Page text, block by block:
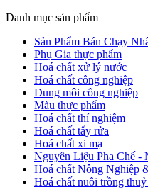
Danh mục sản phẩm
Sản Phẩm Bán Chạy
Phụ Gia thực phẩm
Hoá chất xử lý nước
Hoá chất công nghiệp
Dung môi công nghiệp
Màu thực phẩm
Hoá chất thí nghiệm
Hoá chất tẩy rửa
Hoá chất xi mạ
Nguyên Liệu Pha Chế -
Hoá chất Nông Nghiệp
Hoá chất nuôi trồng thuỷ